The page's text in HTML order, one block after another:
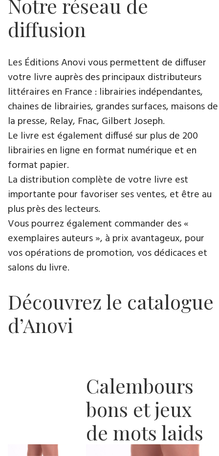
Notre réseau de
diffusion
Les Éditions Anovi vous permettent de diffuser
votre livre auprès des principaux distributeurs
littéraires en France : librairies indépendantes,
chaines de librairies, grandes surfaces, maisons de
la presse, Relay, Fnac, Gilbert Joseph.
Le livre est également diffusé sur plus de 200
librairies en ligne en format numérique et en
format papier.
La distribution complète de votre livre est
importante pour favoriser ses ventes, et être au
plus près des lecteurs.
Vous pourrez également commander des «
exemplaires auteurs », à prix avantageux, pour
vos opérations de promotion, vos dédicaces et
salons du livre.
Découvrez le catalogue
d’Anovi
Calembours
bons et jeux
de mots laids